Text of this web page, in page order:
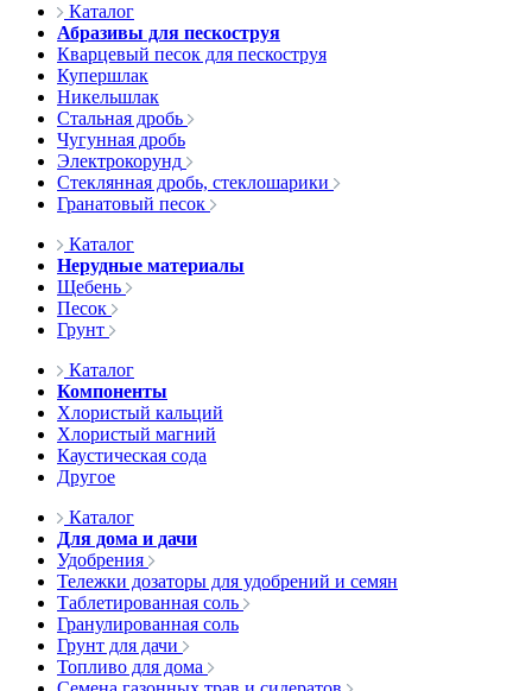
Каталог
Абразивы для пескоструя
Кварцевый песок для пескоструя
Купершлак
Никельшлак
Стальная дробь
Чугунная дробь
Электрокорунд
Стеклянная дробь, стеклошарики
Гранатовый песок
Каталог
Нерудные материалы
Щебень
Песок
Грунт
Каталог
Компоненты
Хлористый кальций
Хлористый магний
Каустическая сода
Другое
Каталог
Для дома и дачи
Удобрения
Тележки дозаторы для удобрений и семян
Таблетированная соль
Гранулированная соль
Грунт для дачи
Топливо для дома